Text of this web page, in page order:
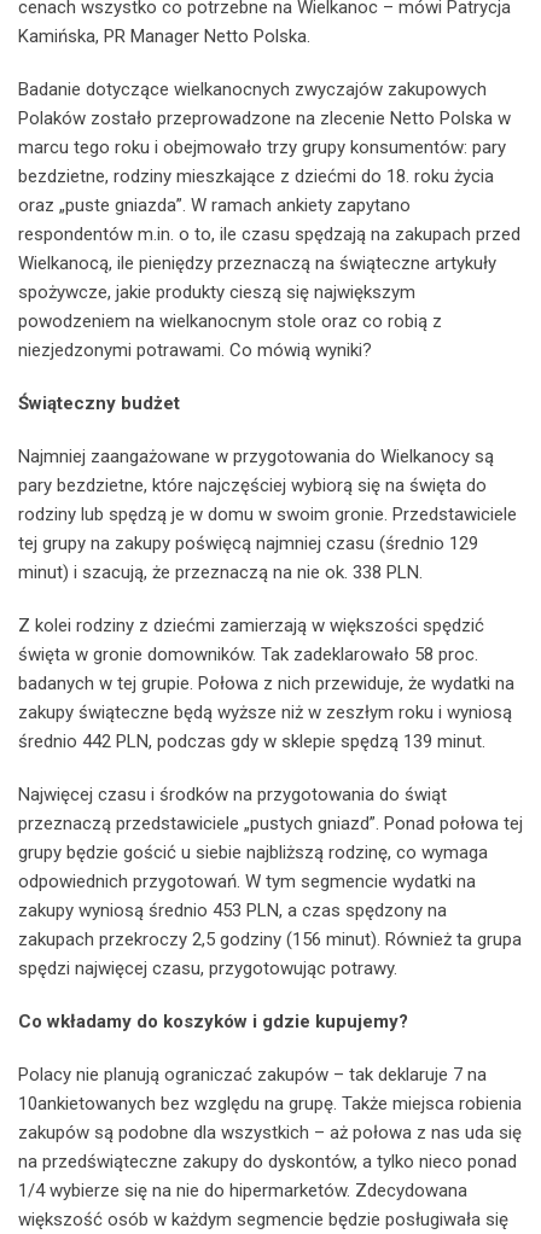
cenach wszystko co potrzebne na Wielkanoc – mówi Patrycja
Kamińska, PR Manager Netto Polska.
Badanie dotyczące wielkanocnych zwyczajów zakupowych
Polaków zostało przeprowadzone na zlecenie Netto Polska w
marcu tego roku i obejmowało trzy grupy konsumentów: pary
bezdzietne, rodziny mieszkające z dziećmi do 18. roku życia
oraz „puste gniazda”. W ramach ankiety zapytano
respondentów m.in. o to, ile czasu spędzają na zakupach przed
Wielkanocą, ile pieniędzy przeznaczą na świąteczne artykuły
spożywcze, jakie produkty cieszą się największym
powodzeniem na wielkanocnym stole oraz co robią z
niezjedzonymi potrawami. Co mówią wyniki?
Świąteczny budżet
Najmniej zaangażowane w przygotowania do Wielkanocy są
pary bezdzietne, które najczęściej wybiorą się na święta do
rodziny lub spędzą je w domu w swoim gronie. Przedstawiciele
tej grupy na zakupy poświęcą najmniej czasu (średnio 129
minut) i szacują, że przeznaczą na nie ok. 338 PLN.
Z kolei rodziny z dziećmi zamierzają w większości spędzić
święta w gronie domowników. Tak zadeklarowało 58 proc.
badanych w tej grupie. Połowa z nich przewiduje, że wydatki na
zakupy świąteczne będą wyższe niż w zeszłym roku i wyniosą
średnio 442 PLN, podczas gdy w sklepie spędzą 139 minut.
Najwięcej czasu i środków na przygotowania do świąt
przeznaczą przedstawiciele „pustych gniazd”. Ponad połowa tej
grupy będzie gościć u siebie najbliższą rodzinę, co wymaga
odpowiednich przygotowań. W tym segmencie wydatki na
zakupy wyniosą średnio 453 PLN, a czas spędzony na
zakupach przekroczy 2,5 godziny (156 minut). Również ta grupa
spędzi najwięcej czasu, przygotowując potrawy.
Co wkładamy do koszyków i gdzie kupujemy?
Polacy nie planują ograniczać zakupów – tak deklaruje 7 na
10ankietowanych bez względu na grupę. Także miejsca robienia
zakupów są podobne dla wszystkich – aż połowa z nas uda się
na przedświąteczne zakupy do dyskontów, a tylko nieco ponad
1/4 wybierze się na nie do hipermarketów. Zdecydowana
większość osób w każdym segmencie będzie posługiwała się